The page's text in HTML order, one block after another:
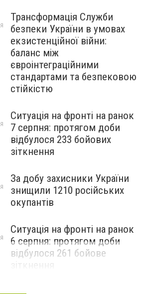
Трансформація Служби
безпеки України в умовах
екзистенційної війни:
баланс між
євроінтеграційними
стандартами та безпековою
стійкістю
Ситуація на фронті на ранок
7 серпня: протягом доби
відбулося 233 бойових
зіткнення
За добу захисники України
знищили 1210 російських
окупантів
Ситуація на фронті на ранок
6 серпня: протягом доби
відбулося 261 бойове